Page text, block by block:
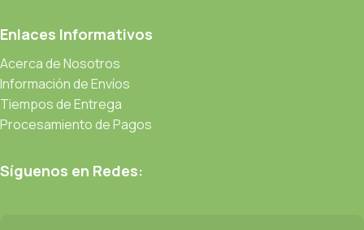
Enlaces Informativos
Acerca de Nosotros
Información de Envíos
Tiempos de Entrega
Procesamiento de Pagos
Síguenos en Redes: